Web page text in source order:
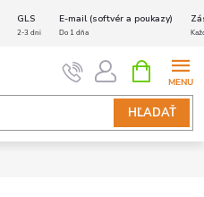
GLS E-mail (softvér a poukazy)
2-3 dni Do 1 dňa
HĽADAŤ
KOŠÍK